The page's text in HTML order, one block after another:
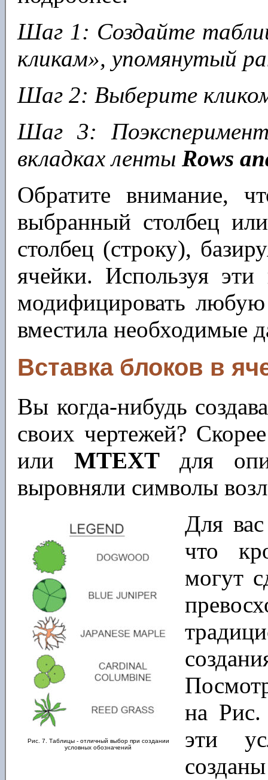
Шаг 1: Создайте
кликам», упомянутый
Шаг 2: Выберите
Шаг 3:
вкладках лентыRows
Обратите внимание,
выбранный столбец
столбец (строку),
ячейки. Используя
модифицировать
вместила необходимые
Вставка блоков в
Вы когда-нибудь
своих чертежей?
или MTEXTдля
выровняли символы
Рис. 7. Таблицы - отличный выбор при создании
условных обозначений
Для
что
могут
на
эти